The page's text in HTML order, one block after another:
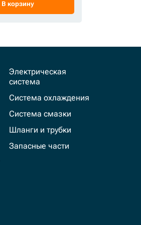
В корзину
Электрическая
система
Система охлаждения
Система смазки
Шланги и трубки
Запасные части